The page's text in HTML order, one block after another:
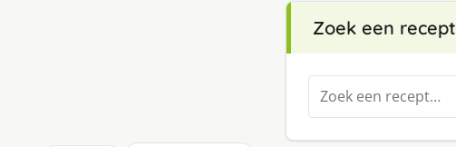
Zoek een recept
Zoeken
naar: